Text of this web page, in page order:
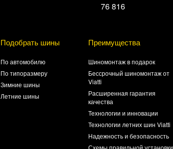
76 816
Подобрать шины
По автомобилю
По типоразмеру
Зимние шины
Летние шины
Преимущества
Шиномонтаж в подарок
Бессрочный шиномонтаж от
Viatti
Расширенная гарантия
качества
Технологии и инновации
Технологии летних шин Viatti
Надежность и безопасность